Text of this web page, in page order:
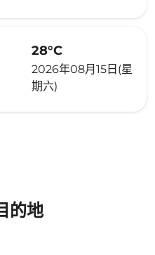
28°C
2026年08月15日(星
期六)
的地